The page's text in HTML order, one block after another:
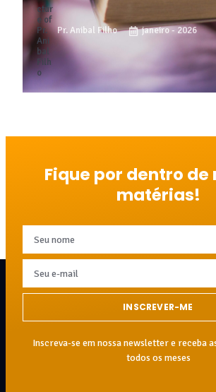
Pr. Anibal Filho janeiro - 2026
Fique por dentro de
matérias!
INSCREVER-ME
Inscreva-se em nossa newsletter e receba
todos os meses